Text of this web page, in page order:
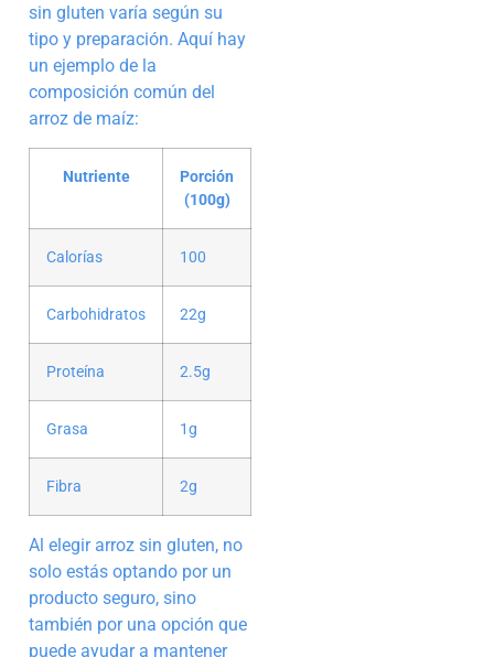
sin gluten varía según su
tipo y preparación. Aquí hay
un ejemplo de la
composición común del
arroz de maíz:
Nutriente
Porción
(100g)
Calorías 100
Carbohidratos 22g
Proteína 2.5g
Grasa 1g
Fibra 2g
Al elegir arroz sin gluten, no
solo estás optando por un
producto seguro, sino
también por una opción que
puede ayudar a mantener